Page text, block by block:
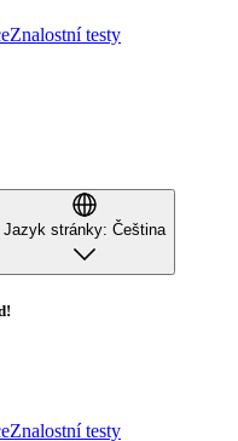
Znalostní testy
Jazyk stránky: Čeština
Znalostní testy